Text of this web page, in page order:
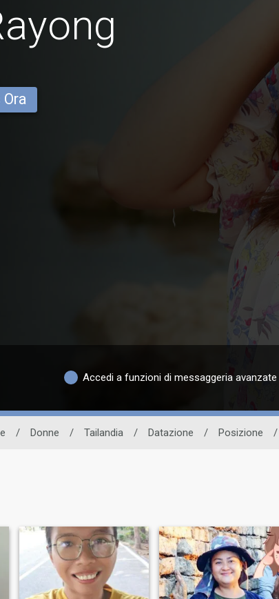
Accedi a funzioni di messaggeria avanzate
/ Donne / Tailandia / Datazione / Posizione /